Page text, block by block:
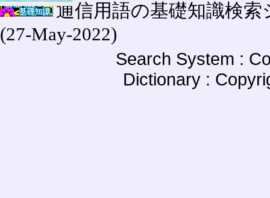
通信用語の基礎知識検索
(27-May-2022)
Search System :
Dictionary :